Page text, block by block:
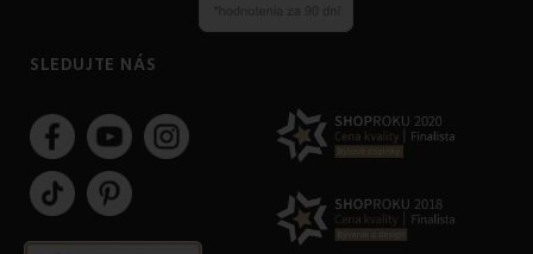
SLEDUJTE NÁS